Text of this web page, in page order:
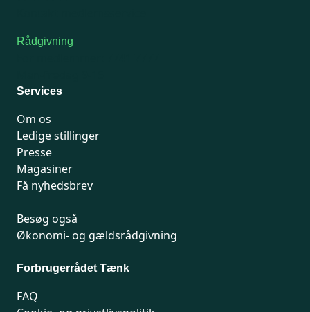
Rådgivning
Services
Om os
Ledige stillinger
Presse
Magasiner
Få nyhedsbrev
Besøg også
Økonomi- og gældsrådgivning
Forbrugerrådet Tænk
FAQ